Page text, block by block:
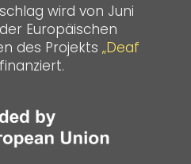
wird von Juni
Europäischen
des Projekts „Deaf